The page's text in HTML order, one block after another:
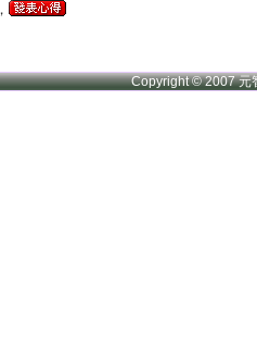
Copyright © 2007 元